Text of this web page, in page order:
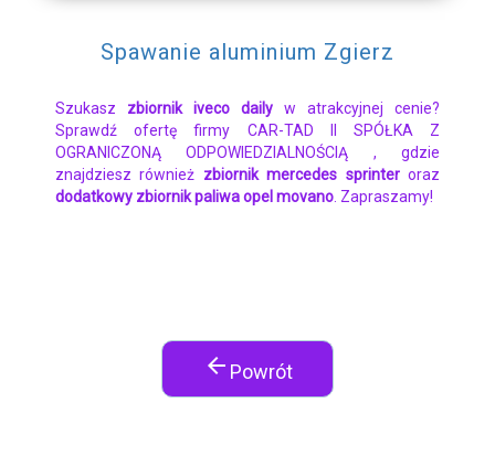
Spawanie aluminium Zgierz
Szukasz zbiornik iveco daily w atrakcyjnej cenie?
Sprawdź ofertę firmy CAR-TAD II SPÓŁKA Z
OGRANICZONĄ ODPOWIEDZIALNOŚCIĄ , gdzie
znajdziesz również zbiornik mercedes sprinteroraz
dodatkowy zbiornik paliwa opel movano . Zapraszamy!
arrow_back Powrót